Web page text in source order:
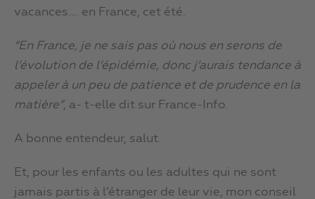
vacances…. en France, cet été.
“En France, je ne sais pas où nous en serons de
l’évolution de l’épidémie, donc j’aurais tendance à
appeler à un peu de patience et de prudence en la
matière”, a- t-elle dit sur France-Info.
A bonne entendeur, salut.
Et, pour les enfants ou les adultes qui ne sont
jamais partis à l’étranger de leur vie, mon conseil